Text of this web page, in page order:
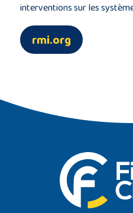
interventions sur les
rmi.org